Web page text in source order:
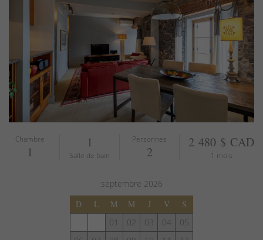
Chambre
1
1
Salle de bain
Personnes
2
2 480 $ CAD
1 mois
septembre 2026
D
L M M J V
S
01
02 03 04
05